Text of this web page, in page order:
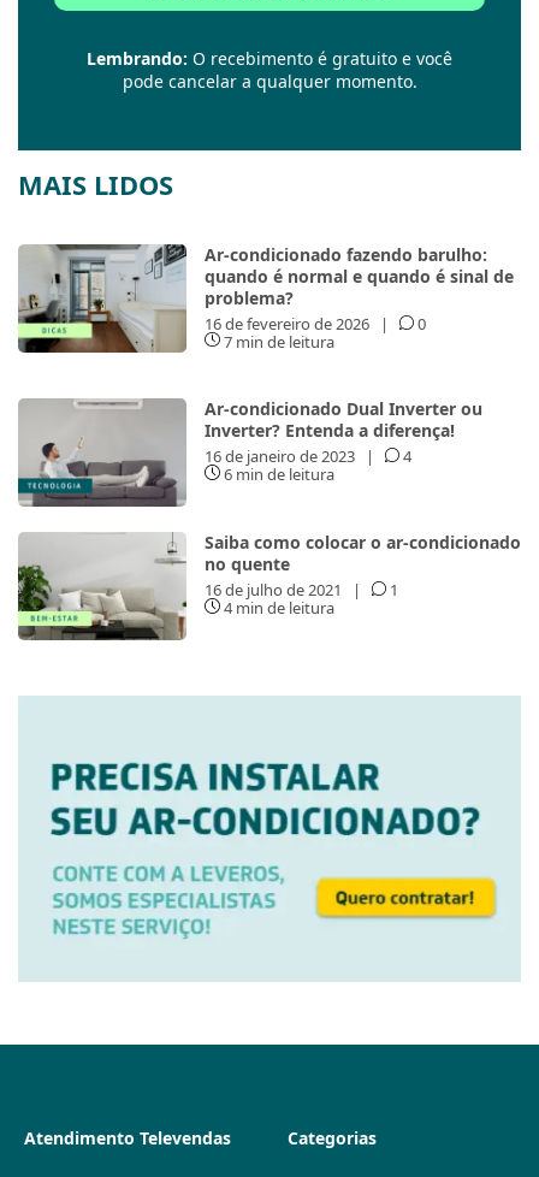
Lembrando: O recebimento é gratuito e você
pode cancelar a qualquer momento.
MAIS LIDOS
Ar-condicionado fazendo barulho:
quando é normal e quando é sinal de
problema?
16 de fevereiro de 2026 |
0
7 min de leitura
Ar-condicionado Dual Inverter ou
Inverter? Entenda a diferença!
16 de janeiro de 2023 |
4
6 min de leitura
Saiba como colocar o ar-condicionado
no quente
16 de julho de 2021 |
1
4 min de leitura
Atendimento Televendas Categorias